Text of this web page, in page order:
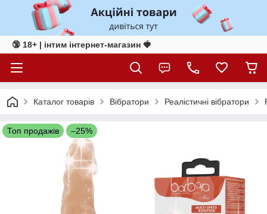
🔞 18+ | інтим інтернет-магазин 🍓
Каталог товарів Вібратори Реалістичні вібратори
Топ продажів –25%